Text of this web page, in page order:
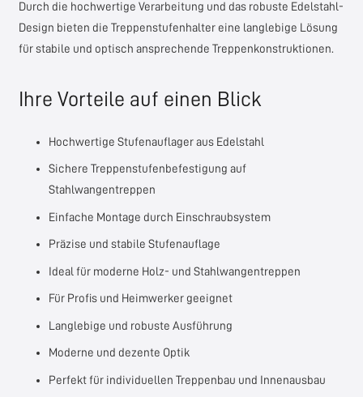
Durch die hochwertige Verarbeitung und das robuste Edelstahl-
Design bieten die Treppenstufenhalter eine langlebige Lösung
für stabile und optisch ansprechende Treppenkonstruktionen.
Ihre Vorteile auf einen Blick
Hochwertige Stufenauflager aus Edelstahl
Sichere Treppenstufenbefestigung auf
Stahlwangentreppen
Einfache Montage durch Einschraubsystem
Präzise und stabile Stufenauflage
Ideal für moderne Holz- und Stahlwangentreppen
Für Profis und Heimwerker geeignet
Langlebige und robuste Ausführung
Moderne und dezente Optik
Perfekt für individuellen Treppenbau und Innenausbau